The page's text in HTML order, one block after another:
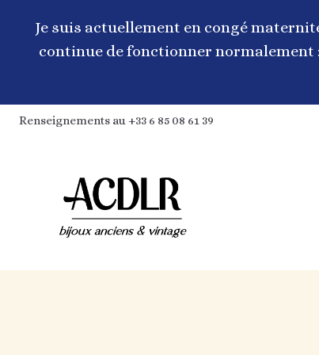
contenuJe suis actuellement en congé
continue de fonctionner normalement
Renseignements au +33 6 85 08 61 39